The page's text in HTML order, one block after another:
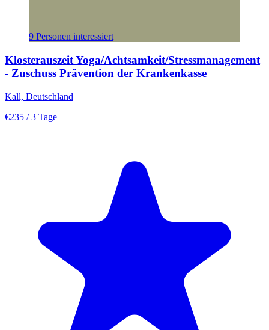
9 Personen interessiert
Klosterauszeit Yoga/Achtsamkeit/Stressmanagement
- Zuschuss Prävention der Krankenkasse
Kall, Deutschland
€235 / 3 Tage